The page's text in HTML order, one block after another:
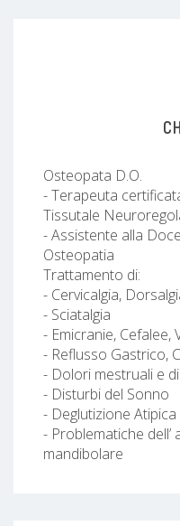
Osteopata D.O.
- Terapeuta
Tissutale
- Assistente alla
Osteopatia
Trattamento di:
- Cervicalgia,
- Sciatalgia
- Emicranie, Cefalee,
- Reflusso Gastrico,
- Dolori mestruali e
- Disturbi del Sonno
- Deglutizione Atipica
- Problematiche
mandibolare